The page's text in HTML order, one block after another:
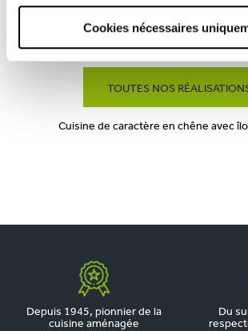
Cookies nécessaires
L’HARMONIE PARFAITE DU BLANC MAT ET DU
TOUTES NOS
Cuisine de caractère en chêne avec
Depuis 1945, pionnier de la
cuisine aménagée
Du